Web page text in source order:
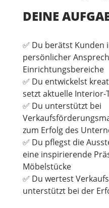
DEINE
✅ Du berätst
persönlicher
Einrichtungsbereiche
✅ Du entwickelst
setzt aktuelle Interior-
✅ Du unterstützt bei
zum Erfolg des
✅ Du pflegst die
eine inspirierende
Möbelstücke
✅ Du wertest
unterstützt bei der